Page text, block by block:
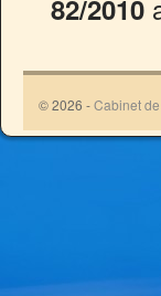
82/2010
© 2026 -Cabinet